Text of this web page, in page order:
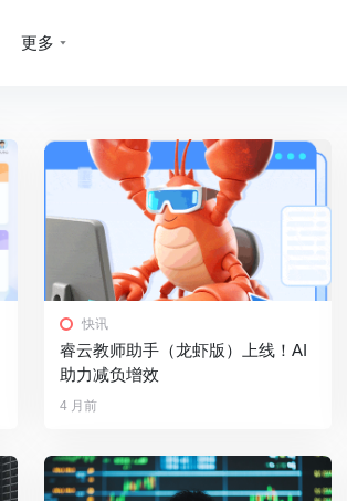
更多
快讯
睿云教师助手（龙虾版）上线！AI
助力减负增效
4 月前